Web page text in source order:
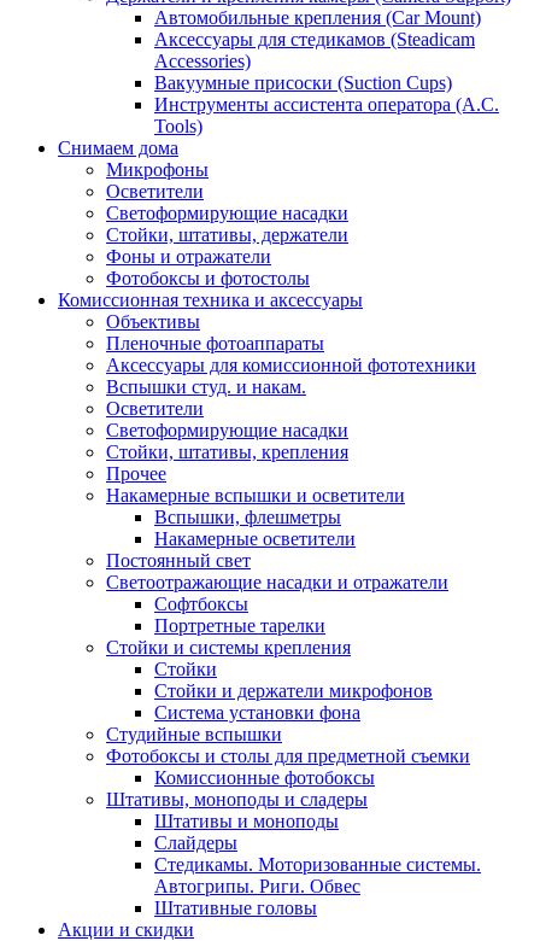
Автомобильные крепления (Car Mount)
Аксессуары для стедикамов (Steadicam
Accessories)
Вакуумные присоски (Suction Cups)
Инструменты ассистента оператора (A.C.
Tools)
Снимаем дома
Микрофоны
Осветители
Светоформирующие насадки
Стойки, штативы, держатели
Фоны и отражатели
Фотобоксы и фотостолы
Комиссионная техника и аксессуары
Объективы
Пленочные фотоаппараты
Аксессуары для комиссионной фототехники
Вспышки студ. и накам.
Осветители
Светоформирующие насадки
Стойки, штативы, крепления
Прочее
Накамерные вспышки и осветители
Вспышки, флешметры
Накамерные осветители
Постоянный свет
Светоотражающие насадки и отражатели
Софтбоксы
Портретные тарелки
Стойки и системы крепления
Стойки
Стойки и держатели микрофонов
Система установки фона
Студийные вспышки
Фотобоксы и столы для предметной съемки
Комиссионные фотобоксы
Штативы, моноподы и сладеры
Штативы и моноподы
Слайдеры
Стедикамы. Моторизованные системы.
Автогрипы. Риги. Обвес
Штативные головы
Акции и скидки